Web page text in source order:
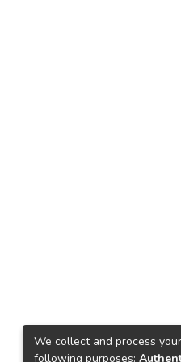
We collect and process
following purposes: